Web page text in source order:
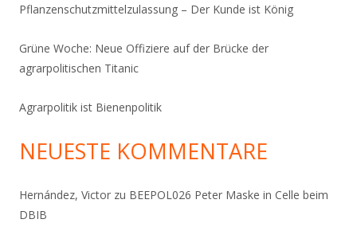
Pflanzenschutzmittelzulassung – Der Kunde ist König
Grüne Woche: Neue Offiziere auf der Brücke der
agrarpolitischen Titanic
Agrarpolitik ist Bienenpolitik
NEUESTE KOMMENTARE
Hernández, Victor zu BEEPOL026 Peter Maske in Celle beim
DBIB